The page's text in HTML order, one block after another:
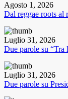
Agosto 1, 2026
Dal reggae roots al
Luglio 31, 2026
Due parole su
Luglio 31, 2026
Due parole su